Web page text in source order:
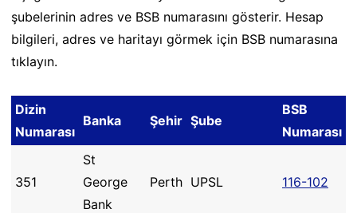
şubelerinin adres ve BSB numarasını gösterir. Hesap
bilgileri, adres ve haritayı görmek için BSB numarasına
tıklayın.
Dizin
Numarası
Banka Şehir Şube
BSB
Numarası
351
St
George
Bank
Perth UPSL 116-102